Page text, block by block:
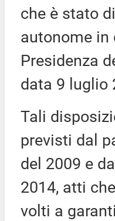
che è stato
autonome in
Presidenza
data 9 luglio
Tali
previsti dal
del 2009 e
2014, atti
volti a